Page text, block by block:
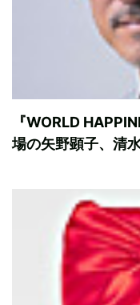
『WORLD
場の矢野顕子、清